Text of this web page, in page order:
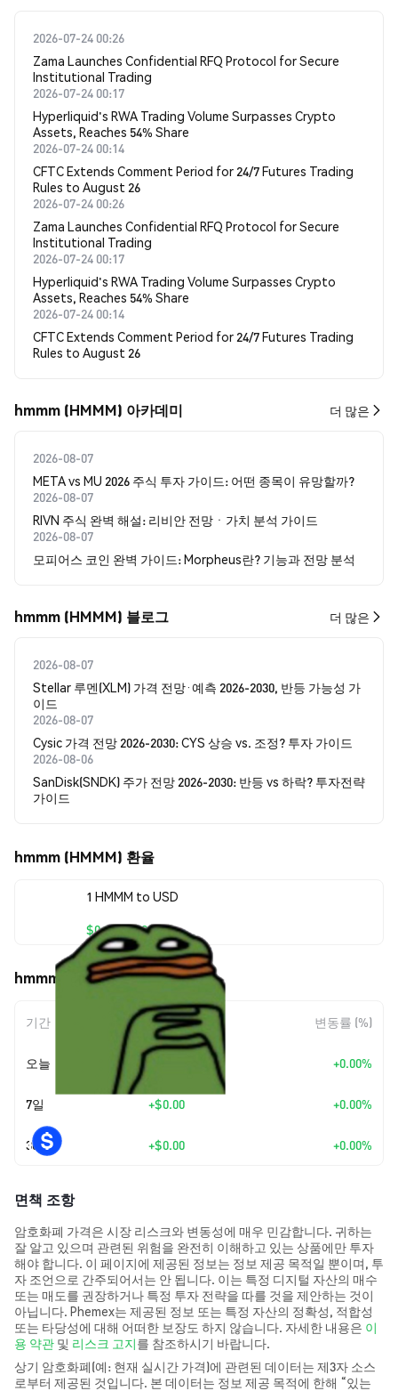
2026-07-24 00:26
Zama Launches Confidential RFQ Protocol for Secure
Institutional Trading
2026-07-24 00:17
Hyperliquid's RWA Trading Volume Surpasses Crypto
Assets, Reaches 54% Share
2026-07-24 00:14
CFTC Extends Comment Period for 24/7 Futures Trading
Rules to August 26
2026-07-24 00:26
Zama Launches Confidential RFQ Protocol for Secure
Institutional Trading
2026-07-24 00:17
Hyperliquid's RWA Trading Volume Surpasses Crypto
Assets, Reaches 54% Share
2026-07-24 00:14
CFTC Extends Comment Period for 24/7 Futures Trading
Rules to August 26
hmmm (HMMM) 아카데미 더 많은
2026-08-07
META vs MU 2026 주식 투자 가이드: 어떤 종목이 유망할까?
2026-08-07
RIVN 주식 완벽 해설: 리비안 전망ㆍ가치 분석 가이드
2026-08-07
모피어스 코인 완벽 가이드: Morpheus란? 기능과 전망 분석
hmmm (HMMM) 블로그 더 많은
2026-08-07
Stellar 루멘(XLM) 가격 전망·예측 2026-2030, 반등 가능성 가
이드
2026-08-07
Cysic 가격 전망 2026-2030: CYS 상승 vs. 조정? 투자 가이드
2026-08-06
SanDisk(SNDK) 주가 전망 2026-2030: 반등 vs 하락? 투자전략
가이드
hmmm (HMMM) 환율
1 HMMM to USD
$0.00000583
hmmm (HMMM) 가격 움직임
기간 변동 폭 변동률 (%)
오늘 +0.00%
7일 +$0.00 +0.00%
30일 +$0.00 +0.00%
면책 조항
암호화폐 가격은 시장 리스크와 변동성에 매우 민감합니다. 귀하는
잘 알고 있으며 관련된 위험을 완전히 이해하고 있는 상품에만 투자
해야 합니다. 이 페이지에 제공된 정보는 정보 제공 목적일 뿐이며, 투
자 조언으로 간주되어서는 안 됩니다. 이는 특정 디지털 자산의 매수
또는 매도를 권장하거나 특정 투자 전략을 따를 것을 제안하는 것이
아닙니다. Phemex는 제공된 정보 또는 특정 자산의 정확성, 적합성
또는 타당성에 대해 어떠한 보장도 하지 않습니다. 자세한 내용은 이
용 약관 및 리스크 고지를 참조하시기 바랍니다.
상기 암호화폐(예: 현재 실시간 가격)에 관련된 데이터는 제3자 소스
로부터 제공된 것입니다. 본 데이터는 정보 제공 목적에 한해 “있는